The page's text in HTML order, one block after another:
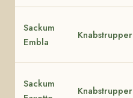
Sackum
Embla
Knabstrupper
Sackum
Knabstrupper